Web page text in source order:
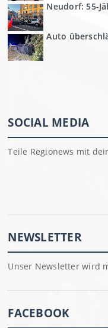
Neudorf: 55-
Auto
SOCIAL MEDIA
Teile Regionews mit
NEWSLETTER
Unser Newsletter wird
FACEBOOK